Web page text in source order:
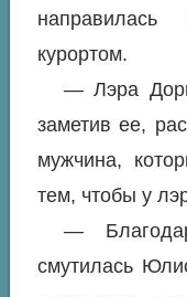
курортом.
— Лэра
заметив ее,
мужчина,
тем, чтобы у
—
смутилась